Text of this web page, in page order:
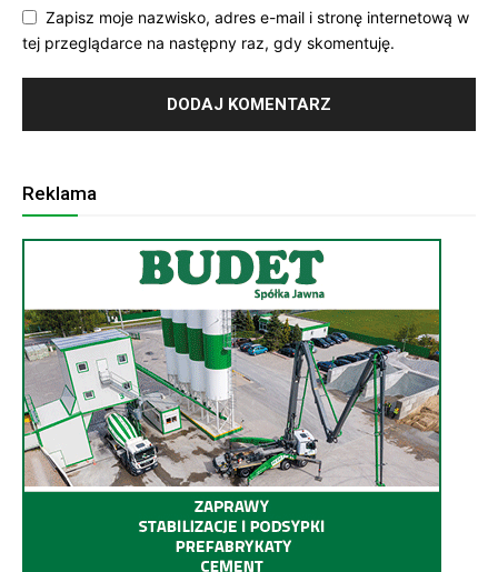
Zapisz moje nazwisko, adres e-mail i stronę internetową w
tej przeglądarce na następny raz, gdy skomentuję.
Reklama